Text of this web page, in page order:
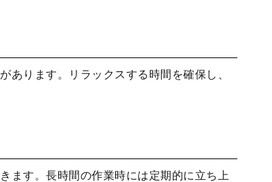
あります。リラックスする時間を確保し、
ます。長時間の作業時には定期的に立ち上